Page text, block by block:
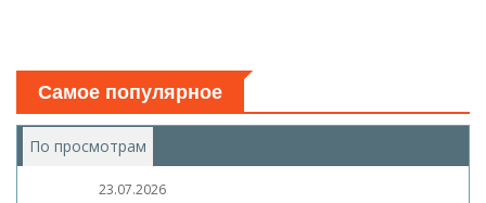
Самое популярное
По просмотрам
23.07.2026